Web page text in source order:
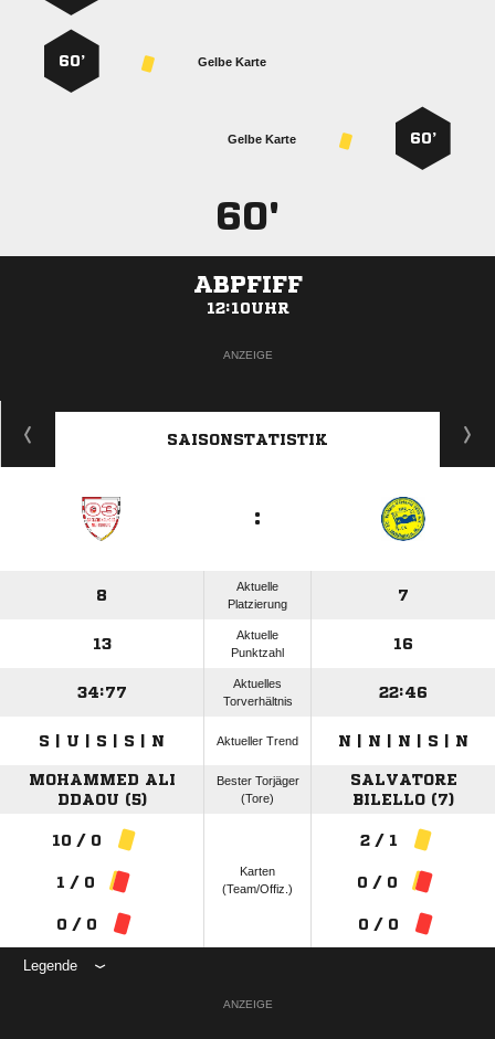
Gelbe Karte
60’
60’
Gelbe Karte
60'
ABPFIFF
12:10UHR
ANZEIGE
SAISONSTATISTIK
:
8
Aktuelle
Platzierung
7
13
Aktuelle
Punktzahl
16
34:77
Aktuelles
Torverhältnis
22:46
S | U | S | S | N Aktueller Trend N | N | N | S | N
MOHAMMED ALI
DDAOU (5)
Bester Torjäger
(Tore)
SALVATORE
BILELLO (7)
10 / 0
1 / 0
0 / 0
Karten
(Team/Offiz.)
2 / 1
0 / 0
0 / 0
Legende
ANZEIGE